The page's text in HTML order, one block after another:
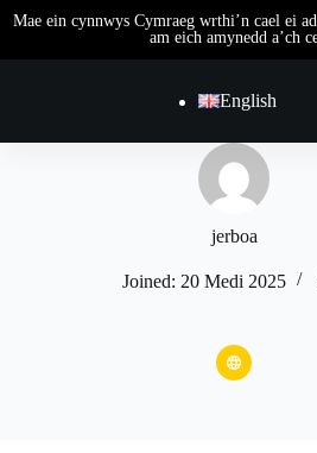
English
jerboa
Joined: 20 Medi 2025